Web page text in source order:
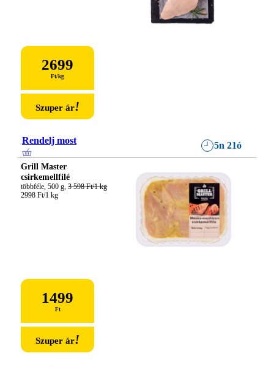
2699
Ft/kg
Szuper ár!
Rendelj most 5n 21ó
Grill Master
csirkemellfilé
többféle, 500 g, 3 598 Ft/1 kg
2998 Ft/1 kg
1499
Ft
Szuper ár!